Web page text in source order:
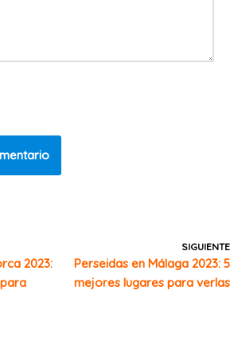
2023:
SIGUIENTE
Perseidas en Málaga 2023: 5
mejores lugares para verlas